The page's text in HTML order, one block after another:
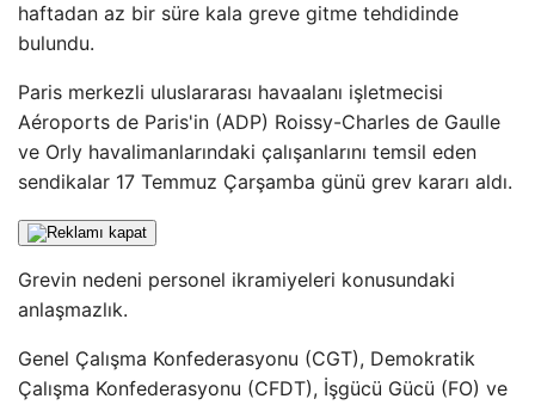
haftadan az bir süre kala greve gitme tehdidinde
bulundu.
Paris merkezli uluslararası havaalanı işletmecisi
Aéroports de Paris'in (ADP) Roissy-Charles de Gaulle
ve Orly havalimanlarındaki çalışanlarını temsil eden
sendikalar 17 Temmuz Çarşamba günü grev kararı aldı.
Grevin nedeni personel ikramiyeleri konusundaki
anlaşmazlık.
Genel Çalışma Konfederasyonu (CGT), Demokratik
Çalışma Konfederasyonu (CFDT), İşgücü Gücü (FO) ve